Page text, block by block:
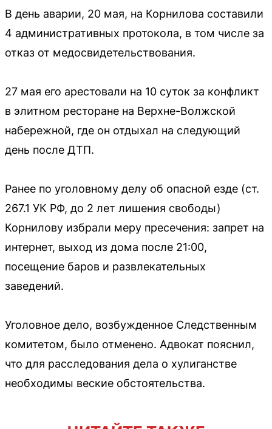
В день аварии, 20 мая, на Корнилова составили
4 административных протокола, в том числе за
отказ от медосвидетельствования.
27 мая его арестовали на 10 суток за конфликт
в элитном ресторане на Верхне-Волжской
набережной, где он отдыхал на следующий
день после ДТП.
Ранее по уголовному делу об опасной езде (ст.
267.1 УК РФ, до 2 лет лишения свободы)
Корнилову избрали меру пресечения: запрет на
интернет, выход из дома после 21:00,
посещение баров и развлекательных
заведений.
Уголовное дело, возбужденное Следственным
комитетом, было отменено. Адвокат пояснил,
что для расследования дела о хулиганстве
необходимы веские обстоятельства.